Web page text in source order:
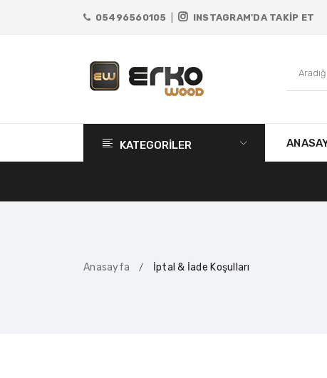
05496560105 INSTAGRAM'DA TAKİP ET
KATEGORİLER
Anasayfa / İptal & İade Koşulları